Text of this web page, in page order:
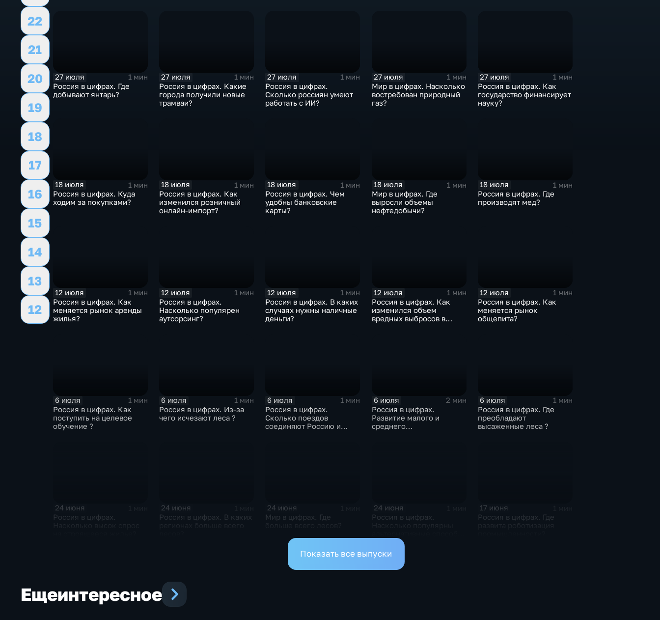
22
21
20
19
18
17
16
15
14
13
12
27 июля
1 мин
Россия в цифрах. Где
добывают янтарь?
27 июля
1 мин
Россия в цифрах. Какие
города получили новые
трамваи?
27 июля
1 мин
Россия в цифрах.
Сколько россиян умеют
работать с ИИ?
27 июля
1 мин
Мир в цифрах. Насколько
востребован природный
газ?
27 июля
1 мин
Россия в цифрах. Как
государство финансирует
науку?
18 июля
1 мин
Россия в цифрах. Куда
ходим за покупками?
18 июля
1 мин
Россия в цифрах. Как
изменился розничный
онлайн-импорт?
18 июля
1 мин
Россия в цифрах. Чем
удобны банковские
карты?
18 июля
1 мин
Мир в цифрах. Где
выросли объемы
нефтедобычи?
18 июля
1 мин
Россия в цифрах. Где
производят мед?
12 июля
1 мин
Россия в цифрах. Как
меняется рынок аренды
жилья?
12 июля
1 мин
Россия в цифрах.
Насколько популярен
аутсорсинг?
12 июля
1 мин
Россия в цифрах. В каких
случаях нужны наличные
деньги?
12 июля
1 мин
Россия в цифрах. Как
изменился объем
вредных выбросов в
12 июля
1 мин
Россия в цифрах. Как
меняется рынок
общепита?
6 июля
1 мин
Россия в цифрах. Как
поступить на целевое
обучение ?
6 июля
1 мин
Россия в цифрах. Из-за
чего исчезают леса ?
6 июля
1 мин
Россия в цифрах.
Сколько поездов
соединяют Россию и
6 июля
2 мин
Россия в цифрах.
Развитие малого и
среднего
6 июля
1 мин
Россия в цифрах. Где
преобладают
высаженные леса ?
24 июня
Россия в цифрах.
24 июня
Россия в цифрах. В каких
24 июня
Мир в цифрах. Где
24 июня
Россия в цифрах.
оплаты?
17 июня
Россия в цифрах. Где
Показать все выпуски
Ещеинтересное